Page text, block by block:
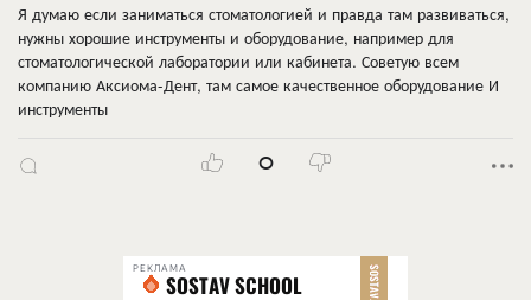
Я думаю если заниматься стоматологией и правда там развиваться,
нужны хорошие инструменты и оборудование, например для
стоматологической лаборатории или кабинета. Советую всем
компанию Аксиома-Дент, там самое качественное оборудование И
инструменты
0
РЕКЛАМА